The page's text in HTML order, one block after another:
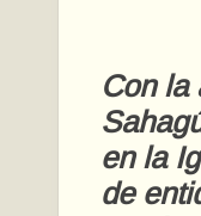
Con la
en la
de